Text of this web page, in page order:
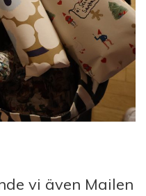
vi även Mailen